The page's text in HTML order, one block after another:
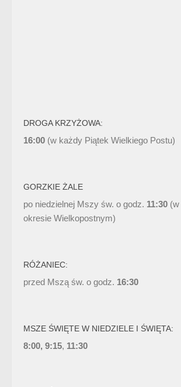
DROGA KRZYŻOWA:
16:00 (w każdy Piątek Wielkiego Postu)
GORZKIE ŻALE
po niedzielnej Mszy św. o godz. 11:30 (w
okresie Wielkopostnym)
RÓŻANIEC:
przed Mszą św. o godz. 16:30
MSZE ŚWIĘTE W NIEDZIELE I ŚWIĘTA:
8:00, 9:15, 11:30